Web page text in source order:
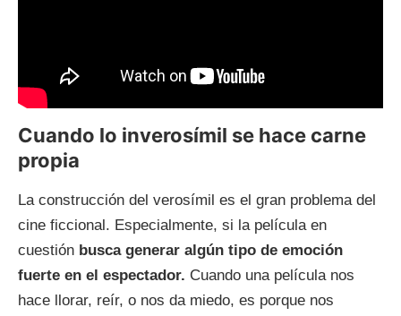
Cuando lo inverosímil se hace carne
propia
La construcción del verosímil es el gran problema del
cine ficcional. Especialmente, si la película en
cuestión busca generar algún tipo de emoción
fuerte en el espectador. Cuando una película nos
hace llorar, reír, o nos da miedo, es porque nos